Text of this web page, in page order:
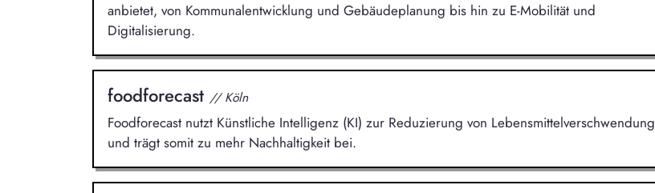
anbietet, von Kommunalentwicklung und Gebäudeplanung bis hin zu E-Mobilität und
Digitalisierung.
foodforecast // Köln
Foodforecast nutzt Künstliche Intelligenz (KI) zur Reduzierung von Lebensmittelverschwendung
und trägt somit zu mehr Nachhaltigkeit bei.